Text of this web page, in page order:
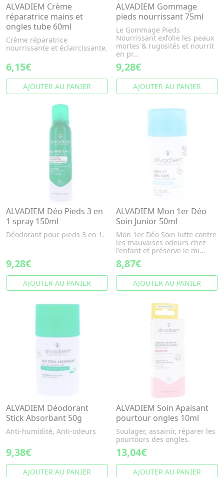
ALVADIEM Crème
réparatrice mains et
ongles tube 60ml
Crème réparatrice
nourrissante et éclaircissante.
6,15€
AJOUTER AU PANIER
ALVADIEM Gommage
pieds nourrissant 75ml
Le Gommage Pieds
Nourrissant exfolie les peaux
mortes & rugosités et nourrit
en pr...
9,28€
AJOUTER AU PANIER
ALVADIEM Déo Pieds 3 en
1 spray 150ml
Déodorant pour pieds 3 en 1.
9,28€
AJOUTER AU PANIER
ALVADIEM Mon 1er Déo
Soin Junior 50ml
Mon 1er Déo Soin lutte contre
les mauvaises odeurs chez
l'enfant et préserve le mi...
8,87€
AJOUTER AU PANIER
ALVADIEM Déodorant
Stick Absorbant 50g
Anti-humidité, Anti-odeurs
9,38€
AJOUTER AU PANIER
ALVADIEM Soin Apaisant
pourtour ongles 10ml
Soulager, assainir, réparer les
pourtours des ongles.
13,04€
AJOUTER AU PANIER